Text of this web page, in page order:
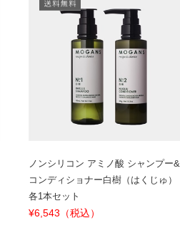
ノンシリコン アミノ酸 シャンプー&
コンディショナー白樹（はくじゅ）
各1本セット
¥6,543（税込）